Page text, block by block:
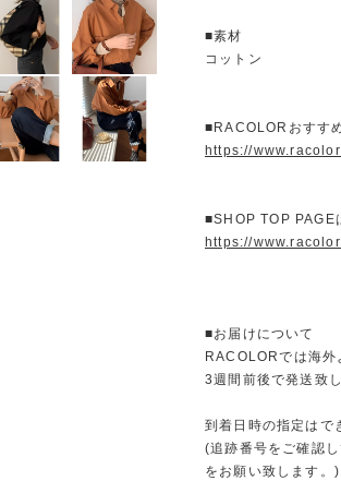
■素材
コットン
■RACOLORおすす
https://
■SHOP TOP PAGE
https://
■お届けについて
RACOLORでは海外
3週間前後で発送致し
到着日時の指定はで
(追跡番号をご確認
をお願い致します。)